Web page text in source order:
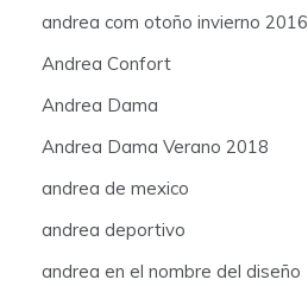
andrea com otoño invierno 2016
Andrea Confort
Andrea Dama
Andrea Dama Verano 2018
andrea de mexico
andrea deportivo
andrea en el nombre del diseño